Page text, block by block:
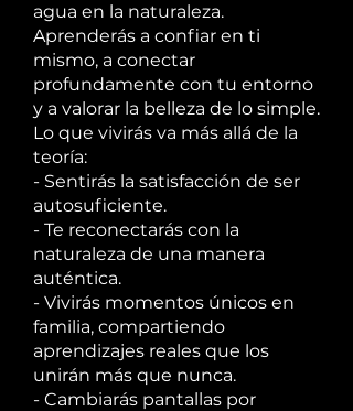
agua en la naturaleza.
Aprenderás a confiar en ti
mismo, a conectar
profundamente con tu entorno
y a valorar la belleza de lo simple.
Lo que vivirás va más allá de la
teoría:
- Sentirás la satisfacción de ser
autosuficiente.
- Te reconectarás con la
naturaleza de una manera
auténtica.
- Vivirás momentos únicos en
familia, compartiendo
aprendizajes reales que los
unirán más que nunca.
- Cambiarás pantallas por